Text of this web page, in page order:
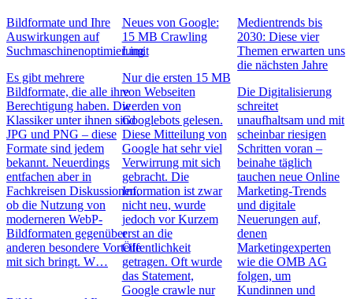
Bildformate und Ihre
Auswirkungen auf
Suchmaschinenoptimierung
Es gibt mehrere
Bildformate, die alle ihre
Berechtigung haben. Die
Klassiker unter ihnen sind
JPG und PNG – diese
Formate sind jedem
bekannt. Neuerdings
entfachen aber in
Fachkreisen Diskussionen,
ob die Nutzung von
moderneren WebP-
Bildformaten gegenüber
anderen besondere Vorteile
mit sich bringt. W…
Neues von Google:
15 MB Crawling
Limit
Nur die ersten 15 MB
von Webseiten
werden von
Googlebots gelesen.
Diese Mitteilung von
Google hat sehr viel
Verwirrung mit sich
gebracht. Die
Information ist zwar
nicht neu, wurde
jedoch vor Kurzem
erst an die
Öffentlichkeit
getragen. Oft wurde
das Statement,
Google crawle nur
Medientrends bis
2030: Diese vier
Themen erwarten uns
die nächsten Jahre
Die Digitalisierung
schreitet
unaufhaltsam und mit
scheinbar riesigen
Schritten voran –
beinahe täglich
tauchen neue Online
Marketing-Trends
und digitale
Neuerungen auf,
denen
Marketingexperten
wie die OMB AG
folgen, um
Kundinnen und